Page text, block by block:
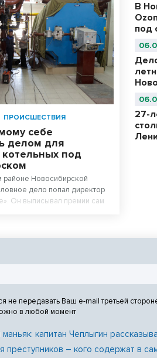
ПРОИСШЕСТВИЯ
себе
делом для
под
районе Новосибирской
дело попал директор
Он выписывал премии сам
В
под
27-
не передавать Ваш e-mail третьей
в любой момент
маньяк: капитан Чеплыгин
преступников – кого содержат в